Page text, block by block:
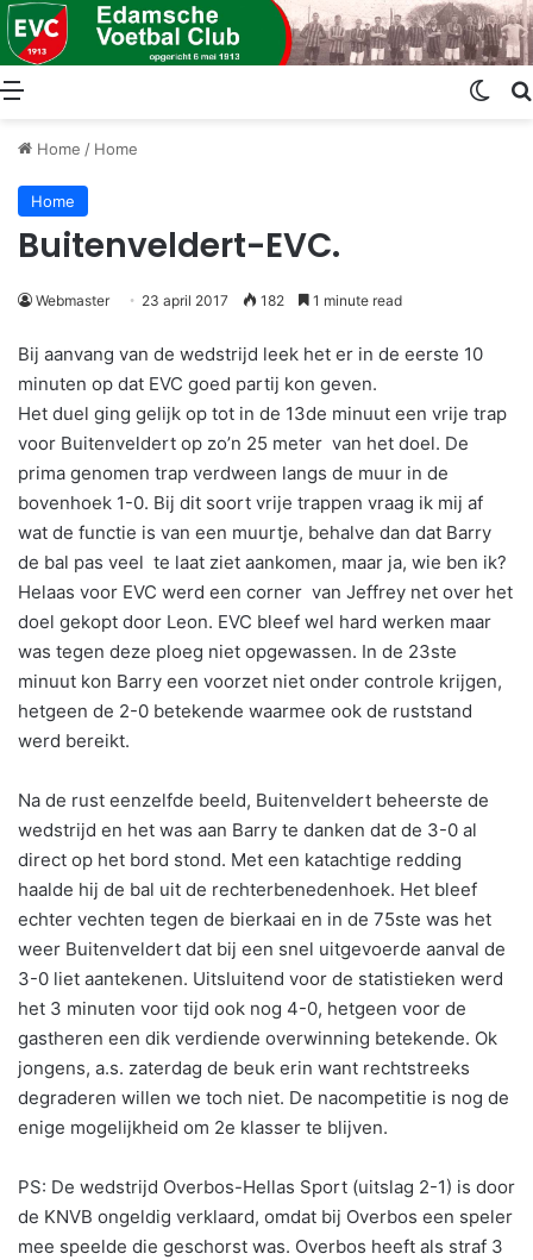
Menu
Home / Home
Home
​Buitenveldert-EVC.
Webmaster 23 april 2017 182 1 minute read
Bij aanvang van de wedstrijd leek het er in de eerste 10
minuten op dat EVC goed partij kon geven.
Het duel ging gelijk op tot in de 13de minuut een vrije trap
voor Buitenveldert op zo’n 25 meter van het doel. De
prima genomen trap verdween langs de muur in de
bovenhoek 1-0. Bij dit soort vrije trappen vraag ik mij af
wat de functie is van een muurtje, behalve dan dat Barry
de bal pas veel te laat ziet aankomen, maar ja, wie ben ik?
Helaas voor EVC werd een corner van Jeffrey net over het
doel gekopt door Leon. EVC bleef wel hard werken maar
was tegen deze ploeg niet opgewassen. In de 23ste
minuut kon Barry een voorzet niet onder controle krijgen,
hetgeen de 2-0 betekende waarmee ook de ruststand
werd bereikt.
Na de rust eenzelfde beeld, Buitenveldert beheerste de
wedstrijd en het was aan Barry te danken dat de 3-0 al
direct op het bord stond. Met een katachtige redding
haalde hij de bal uit de rechterbenedenhoek. Het bleef
echter vechten tegen de bierkaai en in de 75ste was het
weer Buitenveldert dat bij een snel uitgevoerde aanval de
3-0 liet aantekenen. Uitsluitend voor de statistieken werd
het 3 minuten voor tijd ook nog 4-0, hetgeen voor de
gastheren een dik verdiende overwinning betekende. Ok
jongens, a.s. zaterdag de beuk erin want rechtstreeks
degraderen willen we toch niet. De nacompetitie is nog de
enige mogelijkheid om 2e klasser te blijven.
PS: De wedstrijd Overbos-Hellas Sport (uitslag 2-1) is door
de KNVB ongeldig verklaard, omdat bij Overbos een speler
mee speelde die geschorst was. Overbos heeft als straf 3